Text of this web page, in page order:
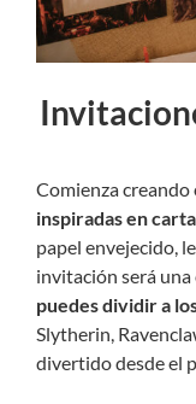
Comienza
inspiradas en
papel envejecido,
invitación será una
puedes dividir a
Slytherin,
divertido desde el